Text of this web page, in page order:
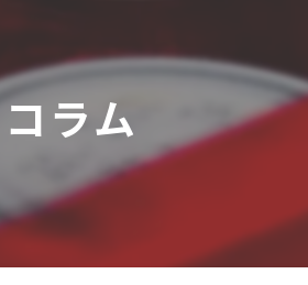
コラム